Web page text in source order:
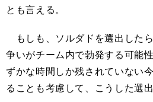
とも言える。
もしも、ソルダドを選出した
争いがチーム内で勃発する可能
ずかな時間しか残されていない
ることも考慮して、こうした選